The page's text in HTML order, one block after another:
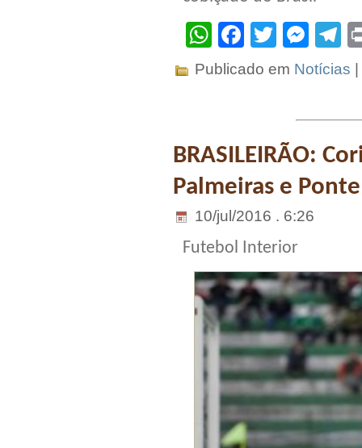
WhatsApp
Facebook
Twitter
Publicado em Notícias |
BRASILEIRÃO:
Palmeiras e
10/jul/2016 . 6:26
Futebol Interior